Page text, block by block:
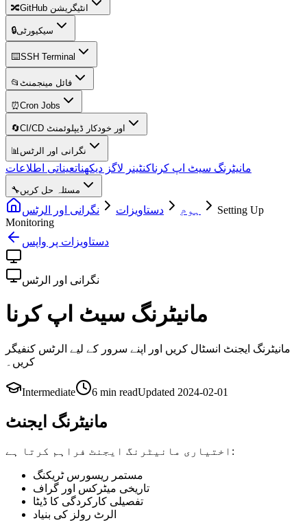
🔀 GitHub انٹیگریشن
🔒سیکیورٹی
⌨️SSH Terminal
📂 فائل مینجمنٹ
⏰Cron Jobs
🔄 CI/CD اور خودکار ڈیپلوئمنٹ
📊نگرانی اور الرٹس
مانیٹرنگ سیٹ اپ کرناکنٹینر لاگز دیکھناتعیناتی اطلاعات
🔧مسئلہ حل کریں
ہوم دستاویزات نگرانی اور الرٹس
Setting Up
Monitoring
دستاویزات پر واپس
نگرانی اور الرٹس
مانیٹرنگ سیٹ اپ کرنا
مانیٹرنگ ایجنٹ انسٹال کریں اور اپنے سرور کے لیے الرٹس کنفیگر
کریں۔
Intermediate 6 min readUpdated 2024-02-01
مانیٹرنگ ایجنٹ
اختیاری مانیٹرنگ ایجنٹ فراہم کرتا ہے:
مستمر ریسورس ٹریکنگ
تاریخی میٹرکس اور گراف
تفصیلی کارکردگی کا ڈیٹا
الرٹ رولز کی بنیاد